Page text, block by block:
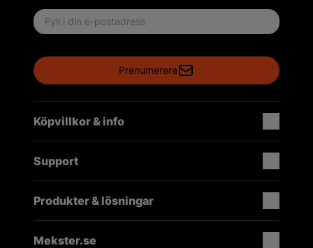
Email address
Prenumerera
Köpvillkor & info
Support
Produkter & lösningar
Mekster.se